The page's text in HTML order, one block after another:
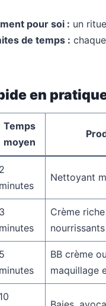
pour soi : un
de temps :
en
Temps
moyen
2
minutes
Nettoyant
3
minutes
Crème
nourrissants
5
minutes
BB crème
maquillage
10